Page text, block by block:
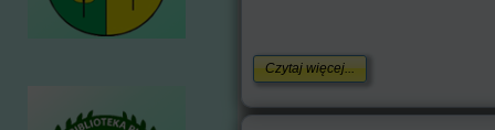
Czytaj więcej...